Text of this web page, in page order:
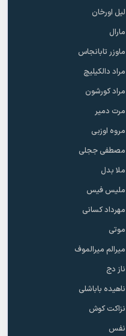
لیل اورخان
مارال
ماوزر تابانجاس
مراد دالکیلیچ
مراد کورشون
مرت دمیر
مروه اوزبی
مصطفی ججلی
ملا بدل
ملیس فیس
مهرداد کسانی
موتی
میرالم میرالموف
ناز دج
ناهیده باباشلی
نزاکت کوش
نفس